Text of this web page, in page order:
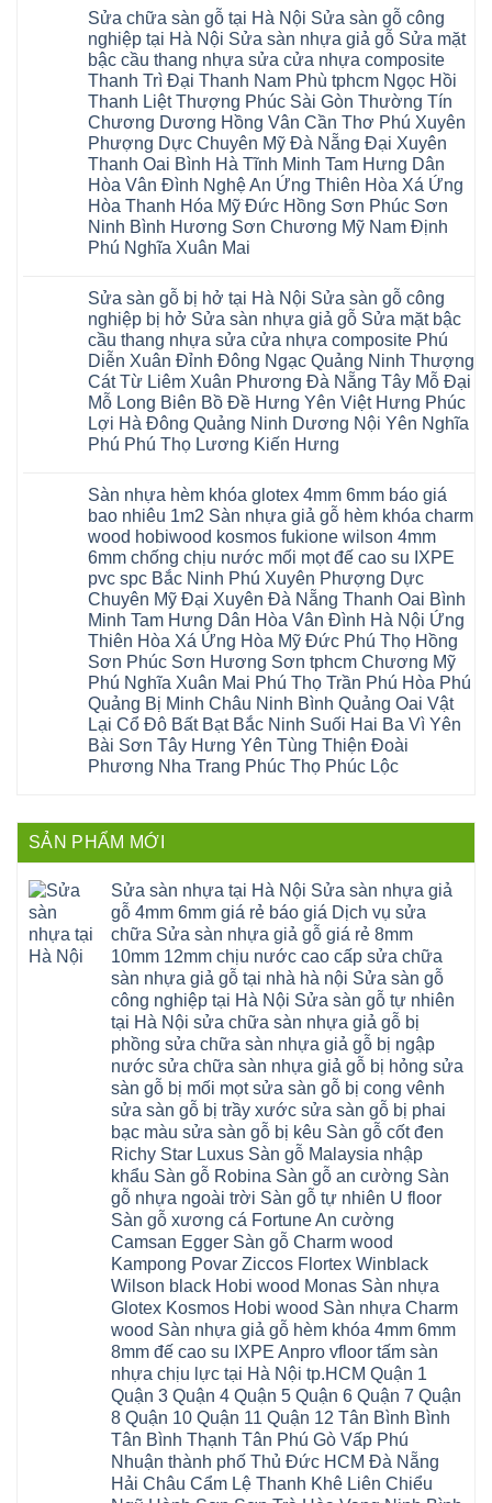
Thanh
Xuân
Kim
Động
Văn
Giang
Cầu
Giấy
Văn
Lâm
tphcm
Khoái
Châu
Trì
Thanh
Xuân
Đoan
Hùng
Thanh
Ba
Giấy
Hạ
Hòa
Cẩm
Khê
Tây
Hồ
Yên
Lập
Thanh
Ninh
hưng
yên
Lâm
Thao
Tam
Nông
hải
phòng
Thanh
Thủy
Hoài
Đức
Bình
Dương
Thủ
Đức
Thanh
Xuân
Thái
Nguyên
Phú
Thọ
Bắc
Giang
Long
Biên
Hải
Dương
Bắc
Ninh
Gia
Lâm
Nam
Hà
Nội
Hưng
Yên
Đông
Anh
Nam
Định
Sóc
Sơn
Ninh
Bình
Thái
Bình
Vĩnh
Phúc
Tây
Hồ
Thanh
Hóa
Đống
Đa
Nghệ
An
nhựa
giả
gỗ
cong
vênh
Sửa
mặt
bậc
cầu
thang
nhựa
sửa
cửa
nhựa
composite
hoài
đức
đan
thanh
ứng
hòa
long
biên
sài
gòn
đông
anh
sóc
sơn
đà
nẵng
thanh
xuân
cầu
giấy
hoành
bồ
long
ninh
giang
hoàng
mai
quảng
ninh
tây
hồ
sơn
tây
thất
mê
đức
phòng
xuyên
giang
bình
luận
ở
Sửa
chữa
sàn
bị
phồng
tại
Hà
Sửa
sàn
gỗ
công
nghiệp
Nội
Sửa
sàn
nhựa
giả
gỗ
Sửa
mặt
bậc
cầu
thang
nhựa
nhựa
composite
Phúc
Thọ
Phúc
Lộc
Hát
Môn
Sài
Gòn
Thạch
Thất
Hạ
Bằng
Tây
Phương
tphcm
Hòa
Lạc
Yên
Xuân
Đạo
Đà
Nẵng
Hoài
Đồng
Đồng
Khánh
Phượng
Thuận
Tràng
Phòng
Đông
Phúc
Thịnh
Quảng
Sửa chữa sàn gỗ tại Hà Nội Sửa sàn gỗ công
nghiệp tại Hà Nội Sửa sàn nhựa giả gỗ Sửa mặt
bậc cầu thang nhựa sửa cửa nhựa composite
Thanh Trì Đại Thanh Nam Phù tphcm Ngọc Hồi
Thanh Liệt Thượng Phúc Sài Gòn Thường Tín
Chương Dương Hồng Vân Cần Thơ Phú Xuyên
Phượng Dực Chuyên Mỹ Đà Nẵng Đại Xuyên
Thanh Oai Bình Hà Tĩnh Minh Tam Hưng Dân
Hòa Vân Đình Nghệ An Ứng Thiên Hòa Xá Ứng
Hòa Thanh Hóa Mỹ Đức Hồng Sơn Phúc Sơn
Ninh Bình Hương Sơn Chương Mỹ Nam Định
Phú Nghĩa Xuân Mai
bình
luận
ở
Sửa
chữa
sàn
gỗ
tại
Hà
Nội
Sửa
nghiệp
tại
Nội
Sửa
nhựa
giả
gỗ
Sửa
mặt
bậc
cầu
thang
nhựa
sửa
cửa
nhựa
composite
Thanh
Nam
Phù
Thanh
Thượng
Phúc
Thường
Dương
Hồng
Xuyên
Phượng
Chuyên
Nẵng
Xuyên
Thanh
Nghệ
Thiên
Sửa sàn gỗ bị hở tại Hà Nội Sửa sàn gỗ công
nghiệp bị hở Sửa sàn nhựa giả gỗ Sửa mặt bậc
cầu thang nhựa sửa cửa nhựa composite Phú
Diễn Xuân Đỉnh Đông Ngạc Quảng Ninh Thượng
Cát Từ Liêm Xuân Phương Đà Nẵng Tây Mỗ Đại
Mỗ Long Biên Bồ Đề Hưng Yên Việt Hưng Phúc
Lợi Hà Đông Quảng Ninh Dương Nội Yên Nghĩa
Phú Phú Thọ Lương Kiến Hưng
bình
luận
ở
Sửa
sàn
gỗ
bị
hở
tại
Hà
Nội
sàn
gỗ
công
nghiệp
hở
Sửa
sàn
Sửa
mặt
bậc
cầu
nhựa
nhựa
composite
Đông
Quảng
Thượng
Xuân
Phương
Nẵng
Hưng
Hưng
Đông
Quảng
Sàn nhựa hèm khóa glotex 4mm 6mm báo giá
bao nhiêu 1m2 Sàn nhựa giả gỗ hèm khóa charm
wood hobiwood kosmos fukione wilson 4mm
6mm chống chịu nước mối mọt đế cao su IXPE
pvc spc Bắc Ninh Phú Xuyên Phượng Dực
Chuyên Mỹ Đại Xuyên Đà Nẵng Thanh Oai Bình
Minh Tam Hưng Dân Hòa Vân Đình Hà Nội Ứng
Thiên Hòa Xá Ứng Hòa Mỹ Đức Phú Thọ Hồng
Sơn Phúc Sơn Hương Sơn tphcm Chương Mỹ
Phú Nghĩa Xuân Mai Phú Thọ Trần Phú Hòa Phú
Quảng Bị Minh Châu Ninh Bình Quảng Oai Vật
Lại Cổ Đô Bất Bạt Bắc Ninh Suối Hai Ba Vì Yên
Bài Sơn Tây Hưng Yên Tùng Thiện Đoài
Phương Nha Trang Phúc Thọ Phúc Lộc
luận
ở
glotex
4mm
nhiêu
charm
wood
hobiwood
kosmos
fukione
4mm
nước
Xuyên
Phượng
Chuyên
SẢN PHẨM MỚI
Sửa sàn nhựa tại Hà Nội Sửa sàn nhựa giả
gỗ 4mm 6mm giá rẻ báo giá Dịch vụ sửa
chữa Sửa sàn nhựa giả gỗ giá rẻ 8mm
10mm 12mm chịu nước cao cấp sửa chữa
sàn nhựa giả gỗ tại nhà hà nội Sửa sàn gỗ
công nghiệp tại Hà Nội Sửa sàn gỗ tự nhiên
tại Hà Nội sửa chữa sàn nhựa giả gỗ bị
phồng sửa chữa sàn nhựa giả gỗ bị ngập
nước sửa chữa sàn nhựa giả gỗ bị hỏng sửa
sàn gỗ bị mối mọt sửa sàn gỗ bị cong vênh
sửa sàn gỗ bị trầy xước sửa sàn gỗ bị phai
bạc màu sửa sàn gỗ bị kêu Sàn gỗ cốt đen
Richy Star Luxus Sàn gỗ Malaysia nhập
khẩu Sàn gỗ Robina Sàn gỗ an cường Sàn
gỗ nhựa ngoài trời Sàn gỗ tự nhiên U floor
Sàn gỗ xương cá Fortune An cường
Camsan Egger Sàn gỗ Charm wood
Kampong Povar Ziccos Flortex Winblack
Wilson black Hobi wood Monas Sàn nhựa
Glotex Kosmos Hobi wood Sàn nhựa Charm
wood Sàn nhựa giả gỗ hèm khóa 4mm 6mm
8mm đế cao su IXPE Anpro vfloor tấm sàn
nhựa chịu lực tại Hà Nội tp.HCM Quận 1
Quận 3 Quận 4 Quận 5 Quận 6 Quận 7 Quận
8 Quận 10 Quận 11 Quận 12 Tân Bình Bình
Tân Bình Thạnh Tân Phú Gò Vấp Phú
Nhuận thành phố Thủ Đức HCM Đà Nẵng
Hải Châu Cẩm Lệ Thanh Khê Liên Chiểu